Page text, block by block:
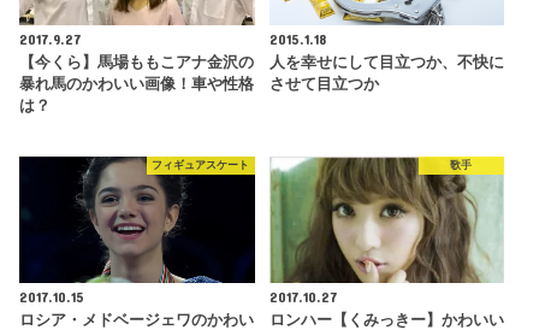
2017.9.27
【今くら】馬場ももこアナ金沢の
暴れ馬のかわいい画像！車や性格
は？
2015.1.18
人を幸せにして目立つか、不快に
させて目立つか
フィギュアスケート
2017.10.15
ロシア・メドベージェワのかわい
歌手
2017.10.27
ロンハー【くみっきー】かわいい